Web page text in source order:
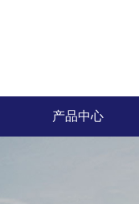
产品中心